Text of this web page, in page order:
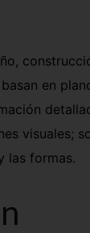
en
visuales;
las formas.